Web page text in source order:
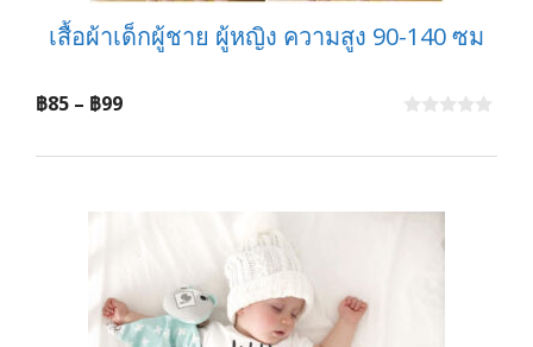
เสื้อผ้าเด็กผู้ชาย ผู้หญิง ความสูง 90-140 ซม
u
f
฿85 – ฿99Price
฿85